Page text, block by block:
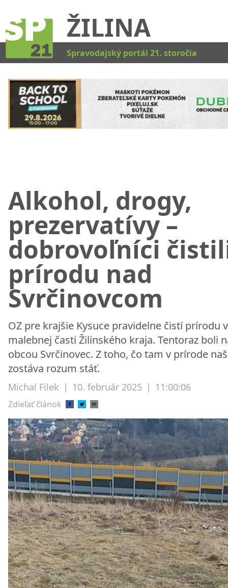
ŽILINA
Spravodajský portál 21. storočia
Alkohol, drogy,
prezervatívy –
dobrovoľníci
prírodu nad
Svrčinovcom
OZ pre krajšie Kysuce pravidelne čistí prírodu
malebnej časti Žilinského kraja. Tentoraz boli
obcou Svrčinovec. Z toho, čo tam v prírode
zostáva rozum stáť.
Michal Filek | 10. február 2025 | 11:00:06
Zdieľať článok